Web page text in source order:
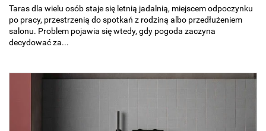
Taras dla wielu osób staje się letnią jadalnią, miejscem odpoczynku
po pracy, przestrzenią do spotkań z rodziną albo przedłużeniem
salonu. Problem pojawia się wtedy, gdy pogoda zaczyna
decydować za...